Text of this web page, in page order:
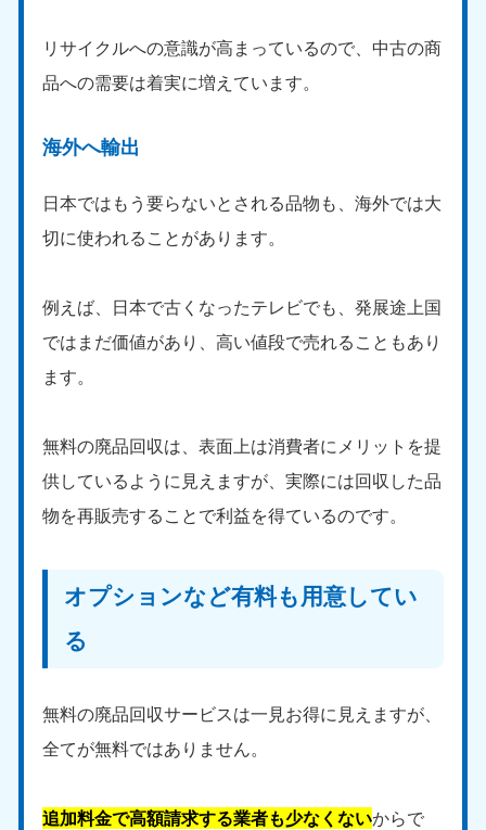
リサイクルへの意識が高まっているので、中古の商
品への需要は着実に増えています。
海外へ輸出
日本ではもう要らないとされる品物も、海外では大
切に使われることがあります。
例えば、日本で古くなったテレビでも、発展途上国
ではまだ価値があり、高い値段で売れることもあり
ます。
無料の廃品回収は、表面上は消費者にメリットを提
供しているように見えますが、実際には回収した品
物を再販売することで利益を得ているのです。
オプションなど有料も用意してい
る
無料の廃品回収サービスは一見お得に見えますが、
全てが無料ではありません。
追加料金で高額請求する業者も少なくないからで